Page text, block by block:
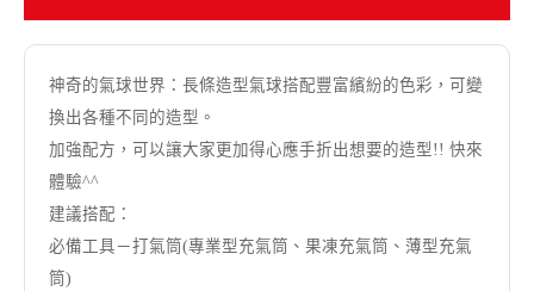
神奇的氣球世界：長條造型氣球搭配豐富繽紛的色彩，可變
換出各種不同的造型。
加強配方，可以讓大家更加得心應手折出想要的造型!! 快來
體驗^^
建議搭配：
必備工具－打氣筒(專業型充氣筒、果凍充氣筒、薄型充氣
筒)